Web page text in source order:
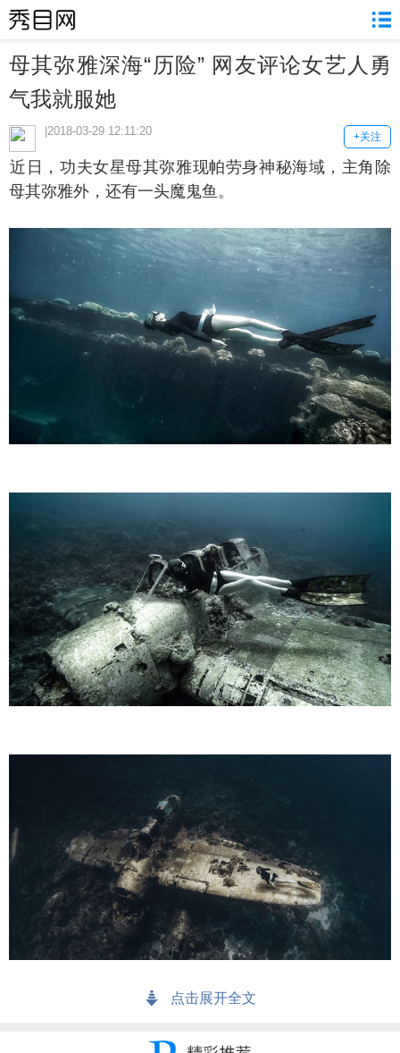
母其弥雅深海“历险” 网友评论女艺人勇
气我就服她
+关注
|2018-03-29 12:11:20
，功夫女星母其弥雅现帕劳身神秘海域，主角除
母其弥雅外，还有一头魔鬼鱼。
点击展开全文